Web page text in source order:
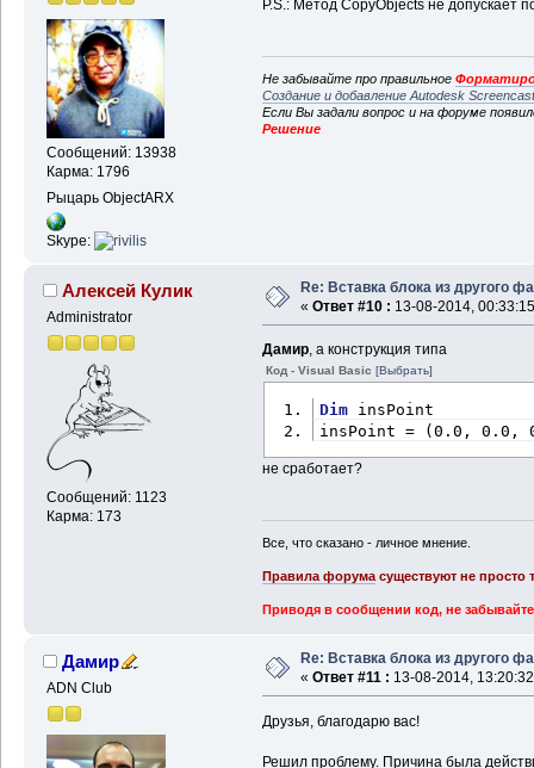
Сообщений: 13938
Карма: 1796
Рыцарь ObjectARX
Skype:
P.S.: Метод CopyObjects не допускает
Не забывайте про правильное
Создание и добавление Autodesk
Если Вы задали вопрос и на форуме
Решение
Алексей Кулик
Administrator
Сообщений: 1123
Карма: 173
Re: Вставка блока из другого
« Ответ #10 : 13-08-2014,
Дамир, а конструкция типа
Код - Visual Basic [Выбрать]
Dim insPoint
insPoint = (0.0, 0.0,
не сработает?
Все, что сказано - личное мнение.
Правила форумасуществуют не просто
Приводя в сообщении код, не
Дамир
ADN Club
Re: Вставка блока из другого
« Ответ #11 : 13-08-2014,
Друзья, благодарю вас!
Решил проблему. Причина была